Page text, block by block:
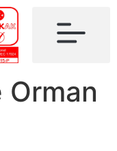
Orman